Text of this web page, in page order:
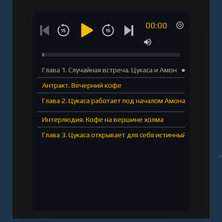
00:00
Глава 1. Случайная встреча. Цукаса и Амон
Антракт. Вечерний кофе
Глава 2. Цукаса работает под началом Амона
Интерлюдия. Кофе на вершине холма
Глава 3. Цукаса открывает для себя истинный облик